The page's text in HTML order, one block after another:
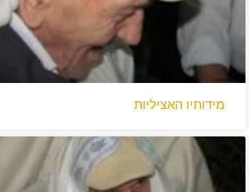
מידותיו האציליות